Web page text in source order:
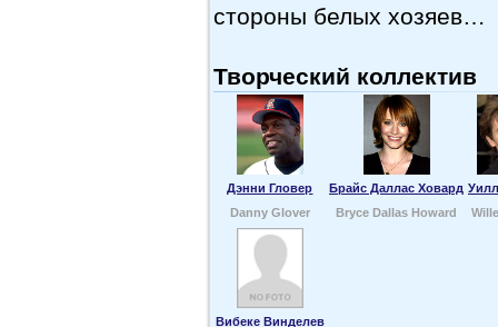
стороны белых хозяев…
Творческий коллектив
Дэнни Гловер Брайс Даллас Ховард
Danny Glover
Bryce Dallas Howard
Вибеке Винделев